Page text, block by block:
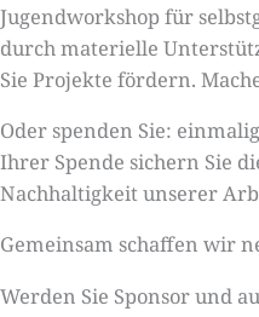
Jugendworkshop für
durch materielle
Sie Projekte fördern.
Oder spenden Sie:
Ihrer Spende sichern Sie
Nachhaltigkeit unserer
Gemeinsam schaffen wir
Werden Sie Sponsor und